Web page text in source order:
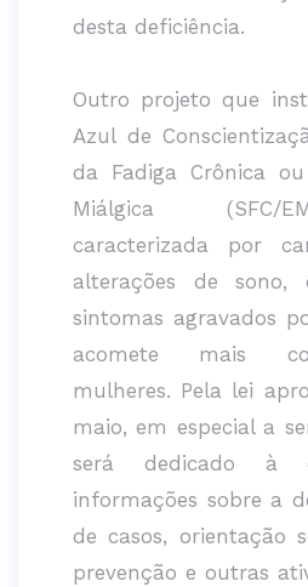
desta deficiência.
Outro projeto que
Azul de
da Fadiga Crônica
Miálgica (SFC/
caracterizada por
alterações de sono,
sintomas agravados
acomete mais
mulheres. Pela lei
maio, em especial a
será dedicado à
informações sobre a
de casos, orientação
prevenção e outras